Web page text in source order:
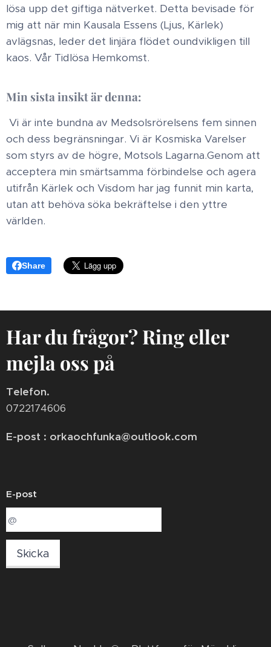
lösa upp det giftiga nätverket. Detta bevisade för
mig att när min Kausala Essens (Ljus, Kärlek)
avlägsnas, leder det linjära flödet oundvikligen till
kaos.​ Vår Tidlösa Hemkomst​.
Min sista insikt är denna:
Vi är inte bundna av Medsolsrörelsens fem sinnen
och dess begränsningar. Vi är Kosmiska Varelser
som styrs av de högre, Motsols Lagarna.​Genom att
acceptera min smärtsamma förbindelse och agera
utifrån Kärlek och Visdom har jag funnit min karta,
utan att behöva söka bekräftelse i den yttre
världen.
Share
Har du frågor? Ring eller
mejla oss på
Telefon.
0722174606
E-post : orkaochfunka@outlook.com
E-post
Skicka